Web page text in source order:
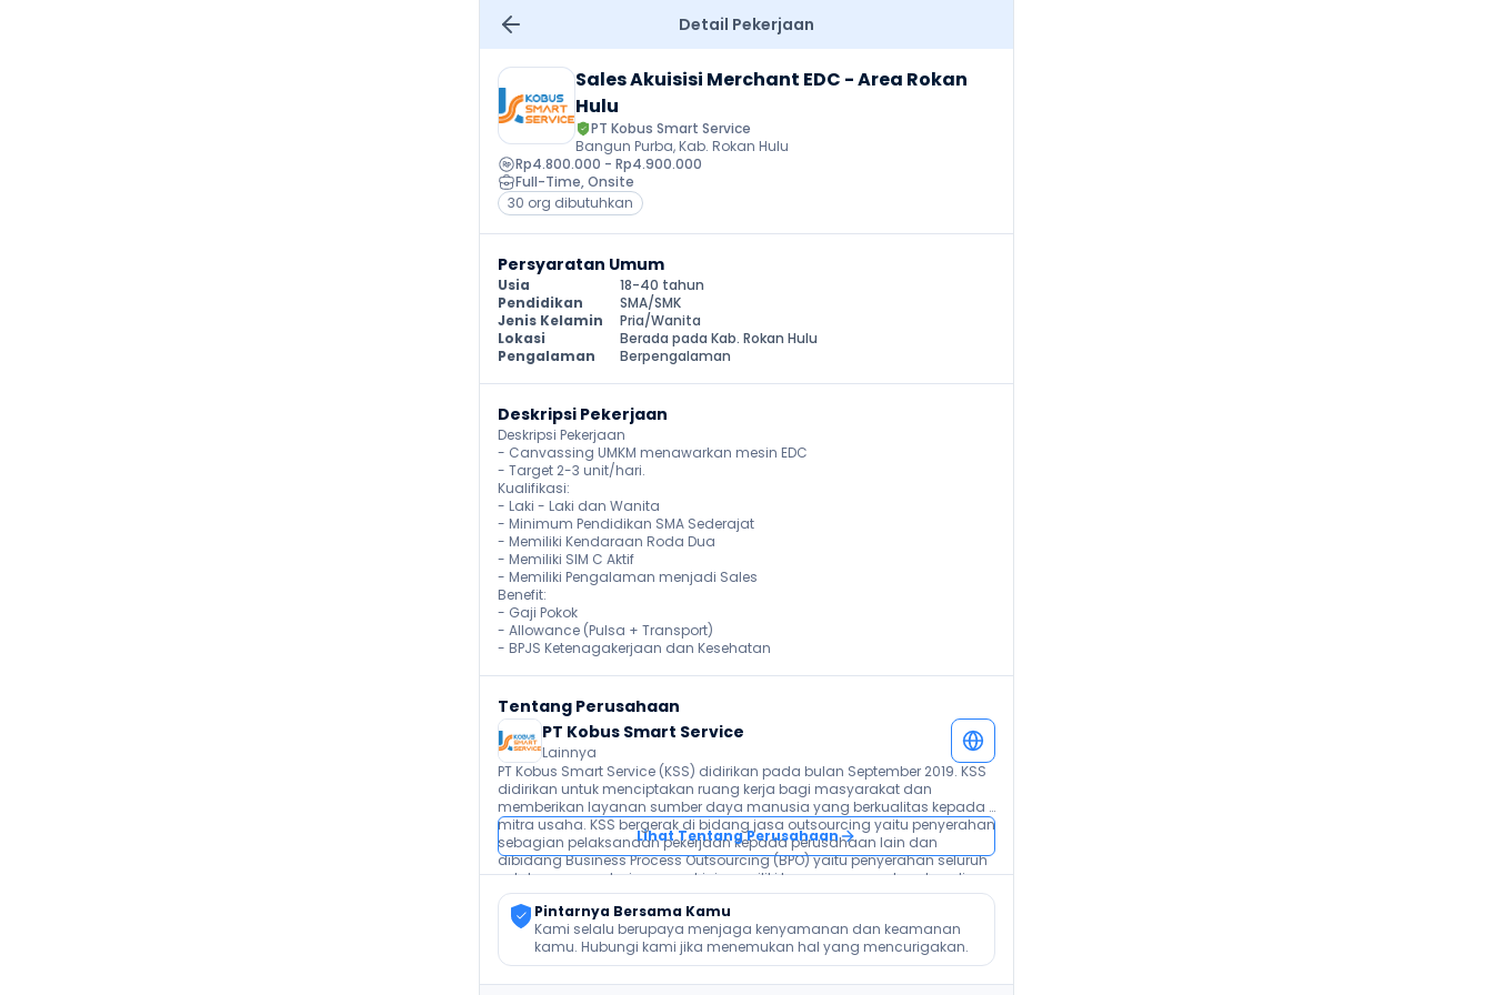
Detail Pekerjaan
Sales Akuisisi Merchant EDC - Area Rokan
Hulu
PT Kobus Smart Service
Bangun Purba, Kab. Rokan Hulu
Rp4.800.000 - Rp4.900.000
Full-Time, Onsite
30 org dibutuhkan
Persyaratan Umum
Usia
18-40 tahun
Pendidikan
SMA/SMK
Jenis Kelamin
Pria/Wanita
Lokasi
Berada pada Kab. Rokan Hulu
Pengalaman
Berpengalaman
Deskripsi Pekerjaan
Deskripsi Pekerjaan
- Canvassing UMKM menawarkan mesin EDC
- Target 2-3 unit/hari.
Kualifikasi:
- Laki - Laki dan Wanita
- Minimum Pendidikan SMA Sederajat
- Memiliki Kendaraan Roda Dua
- Memiliki SIM C Aktif
- Memiliki Pengalaman menjadi Sales
Benefit:
- Gaji Pokok
- Allowance (Pulsa + Transport)
- BPJS Ketenagakerjaan dan Kesehatan
Tentang Perusahaan
PT Kobus Smart Service
Lainnya
PT Kobus Smart Service (KSS) didirikan pada bulan September 2019. KSS
didirikan untuk menciptakan ruang kerja bagi masyarakat dan
memberikan layanan sumber daya manusia yang berkualitas kepada
mitra usaha. KSS bergerak di bidang jasa outsourcing yaitu penyerahan
sebagian pelaksanaan pekerjaan kepada perusahaan lain dan
dibidang Business Process Outsourcing (BPO) yaitu penyerahan seluruh
pelaksanaan pekerjaan, saat ini memiliki karyawan yang tersebar di
berbagai kota di Indonesia. Untuk mendukung kualitas tenaga kerja,
kami memberikan training berkala serta program pengembangan
potensi karyawan.
Lihat Tentang Perusahaan
Pintarnya Bersama Kamu
Kami selalu berupaya menjaga kenyamanan dan keamanan
kamu. Hubungi kami jika menemukan hal yang mencurigakan.